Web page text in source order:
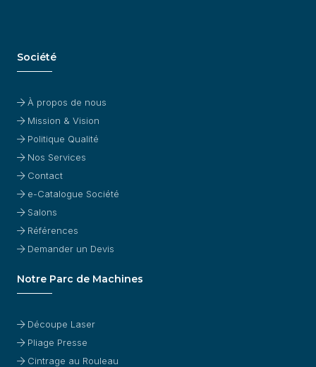
Société
À propos de nous
Mission & Vision
Politique Qualité
Nos Services
Contact
e-Catalogue Société
Salons
Références
Demander un Devis
Notre Parc de Machines
Découpe Laser
Pliage Presse
Cintrage au Rouleau